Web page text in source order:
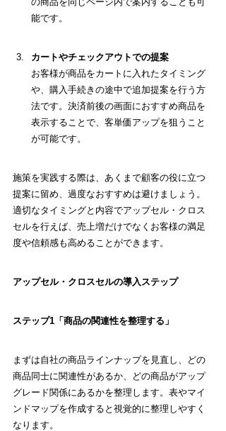
能です。
カートやチェックアウトでの提案
お客様が商品をカートに入れたタイミング
や、購入手続きの途中で追加提案を行う方
法です。決済前後の画面におすすめ商品を
表示することで、客単価アップを狙うこと
が可能です。
施策を実践する際は、あくまで顧客の役に立つ
提案に留め、過度なおすすめは避けましょう。
適切なタイミングと内容でアップセル・クロス
セルを行えば、売上増だけでなくお客様の満足
度や信頼感も高めることができます。
アップセル・クロスセルの導入ステップ
ステップ1「商品の関連性を整理する」
まずは自社の商品ラインナップを見直し、どの
商品同士に関連性があるか、どの商品がアップ
グレード関係にあるかを整理します。表やマイ
ンドマップを作成すると視覚的に整理しやすく
なります。